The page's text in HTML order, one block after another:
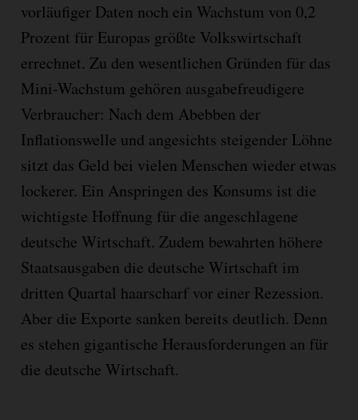
vorläufiger Daten noch ein Wachstum von 0,2
Prozent für Europas größte Volkswirtschaft
errechnet. Zu den wesentlichen Gründen für das
Mini-Wachstum gehören ausgabefreudigere
Verbraucher: Nach dem Abebben der
Inflationswelle und angesichts steigender Löhne
sitzt das Geld bei vielen Menschen wieder etwas
lockerer. Ein Anspringen des Konsums ist die
wichtigste Hoffnung für die angeschlagene
deutsche Wirtschaft. Zudem bewahrten höhere
Staatsausgaben die deutsche Wirtschaft im
dritten Quartal haarscharf vor einer Rezession.
Aber die Exporte sanken bereits deutlich. Denn
es stehen gigantische Herausforderungen an für
die deutsche Wirtschaft.